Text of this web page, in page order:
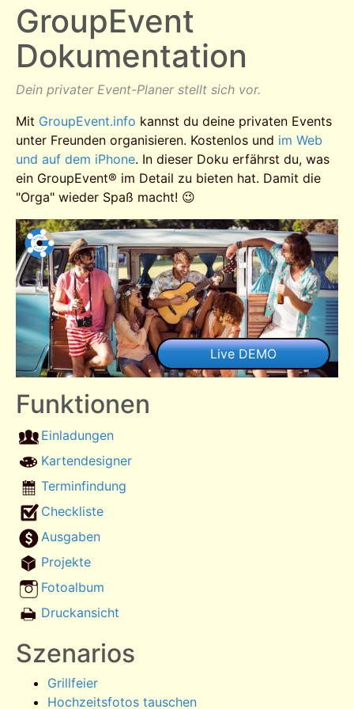
GroupEvent
Dokumentation
Dein privater Event-Planer stellt sich vor.
Mit GroupEvent.info kannst du deine privaten Events
unter Freunden organisieren. Kostenlos und im Web
und auf dem iPhone. In dieser Doku erfährst du, was
ein GroupEvent® im Detail zu bieten hat. Damit die
"Orga" wieder Spaß macht! 😉
Funktionen
Einladungen
Kartendesigner
Terminfindung
Checkliste
Ausgaben
Projekte
Fotoalbum
Druckansicht
Szenarios
Grillfeier
Hochzeitsfotos tauschen